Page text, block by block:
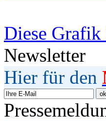
Diese
Newsletter
Hier für den